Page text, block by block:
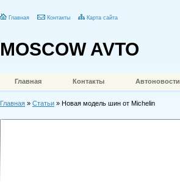
Главная Контакты Карта сайта
MOSCOW AVTO
Главная Контакты Автоновости
Главная » Статьи » Новая модель шин от Michelin